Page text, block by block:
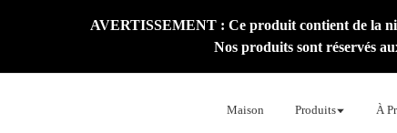
AVERTISSEMENT : Ce produit contient de la
Nos produits sont réservés
Maison Produits À